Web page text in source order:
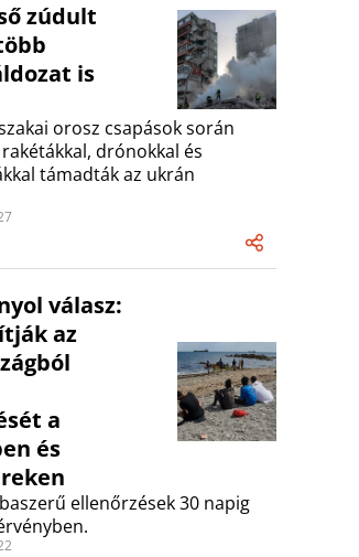
zúdult
is
orosz csapások során
drónokkal és
támadták az ukrán
válasz:
az
a
és
ellenőrzések 30 napig